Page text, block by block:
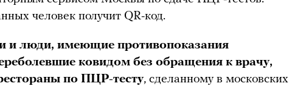
человек получит QR-код.
и люди, имеющие противопоказания
ковидом без обращения к врачу,
по ПЦР-тесту, сделанному в московских